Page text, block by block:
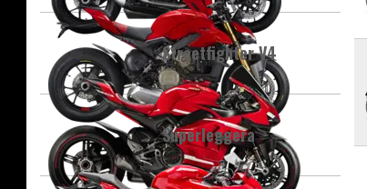
Streetfighter V4
Superleggera